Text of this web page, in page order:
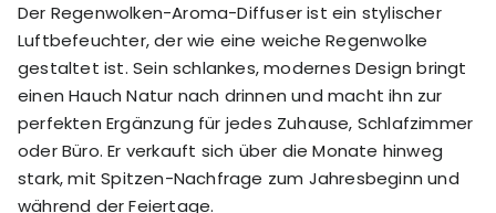
Der Regenwolken-Aroma-Diffuser ist ein stylischer
Luftbefeuchter, der wie eine weiche Regenwolke
gestaltet ist. Sein schlankes, modernes Design bringt
einen Hauch Natur nach drinnen und macht ihn zur
perfekten Ergänzung für jedes Zuhause, Schlafzimmer
oder Büro. Er verkauft sich über die Monate hinweg
stark, mit Spitzen-Nachfrage zum Jahresbeginn und
während der Feiertage.